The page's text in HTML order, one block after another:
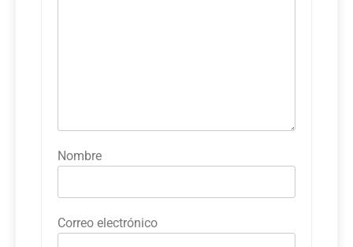
Nombre
Correo electrónico